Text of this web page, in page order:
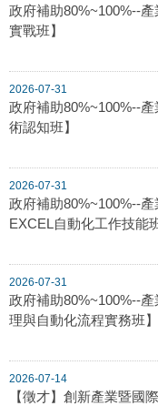
政府補助80%~100%--
實戰班】
2026-07-31
政府補助80%~100%--
術認知班】
2026-07-31
政府補助80%~100%--
EXCEL自動化工作技能
2026-07-31
政府補助80%~100%--
理與自動化流程實務班】
2026-07-14
【徵才】創新產業暨國